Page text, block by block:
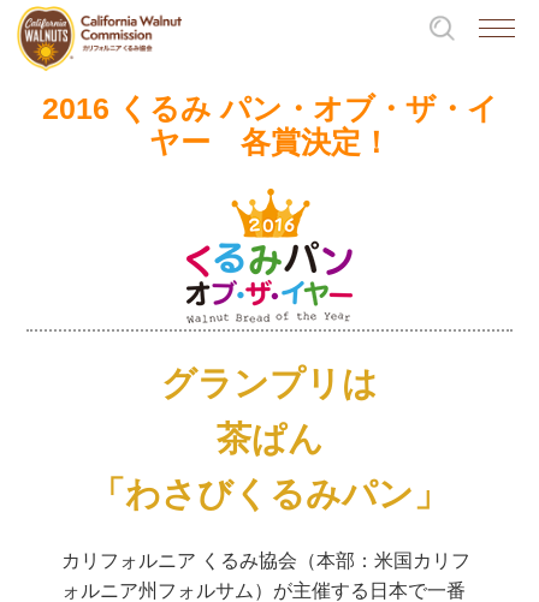
2016 くるみ パン・オブ・ザ・イ
ヤー 各賞決定！
グランプリは
茶ぱん
「わさびくるみパン」
カリフォルニア くるみ協会（本部：米国カリフ
ォルニア州フォルサム）が主催する日本で一番